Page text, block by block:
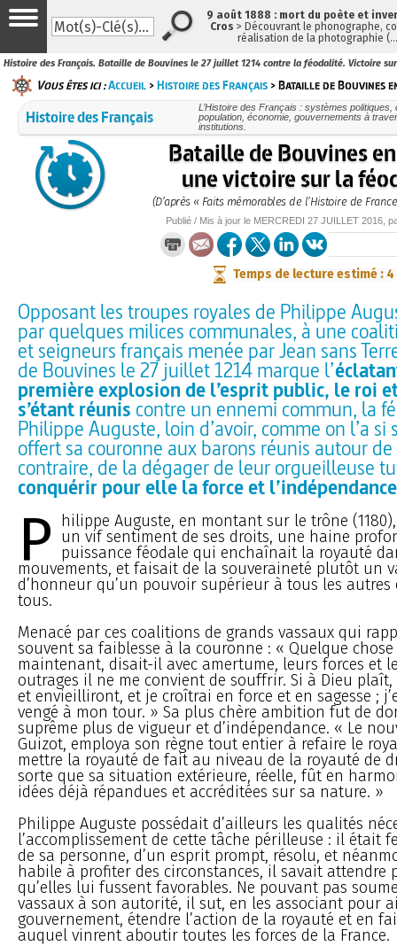
Histoire des Français. Bataille de Bouvines le 27 juillet 1214 contre la féodalité. Victoire
Vous êtes ici :Accueil >Histoire des Français > Bataille de Bouvines
Histoire des Français
L’Histoire des Français : systèmes politiques,
population, économie, gouvernements à
institutions.
Bataille de Bouvines
une victoire sur la
(D’après « Faits mémorables de l’Histoire de
Publié / Mis à jour le MERCREDI 27 JUILLET 2016,
Temps de lecture estimé : 4
Opposant les troupes royales de Philippe
par quelques milices communales, à une
et seigneurs français menée par Jean sans
de Bouvines le 27 juillet 1214 marque l’
première explosion de l’esprit public, le roi
s’étant réunis contre un ennemi commun, la
Philippe Auguste, loin d’avoir, comme on l’a si
offert sa couronne aux barons réunis autour
contraire, de la dégager de leur orgueilleuse
conquérir pour elle la force et l’indépendance
P
hilippe Auguste, en montant sur le trône
un vif sentiment de ses droits, une haine
puissance féodale qui enchaînait la royauté
mouvements, et faisait de la souveraineté plutôt un
d’honneur qu’un pouvoir supérieur à tous les autres
tous.
Menacé par ces coalitions de grands vassaux qui
souvent sa faiblesse à la couronne : « Quelque chose
maintenant, disait-il avec amertume, leurs forces et
outrages il ne me convient de souffrir. Si à Dieu
et envieilliront, et je croîtrai en force et en sagesse ;
vengé à mon tour. » Sa plus chère ambition fut de
suprême plus de vigueur et d’indépendance. « Le
Guizot, employa son règne tout entier à refaire le
mettre la royauté de fait au niveau de la royauté de
sorte que sa situation extérieure, réelle, fût en
idées déjà répandues et accréditées sur sa nature. »
Philippe Auguste possédait d’ailleurs les qualités
l’accomplissement de cette tâche périlleuse : il était
de sa personne, d’un esprit prompt, résolu, et
habile à profiter des circonstances, il savait attendre
qu’elles lui fussent favorables. Ne pouvant pas
vassaux à son autorité, il sut, en les associant pour
gouvernement, étendre l’action de la royauté et en
auquel vinrent aboutir toutes les forces de la France.
9 août 1888 : mort du poète et
Cros > Découvrant le phonographe,
réalisation de la photographie